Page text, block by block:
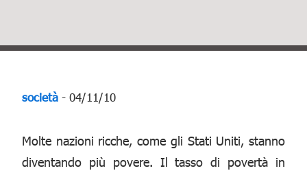
società - 04/11/10
Molte nazioni ricche, come gli Stati Uniti, stanno
diventando più povere. Il tasso di povertà in